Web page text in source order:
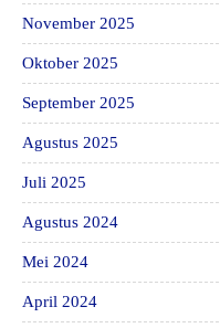
November 2025
Oktober 2025
September 2025
Agustus 2025
Juli 2025
Agustus 2024
Mei 2024
April 2024